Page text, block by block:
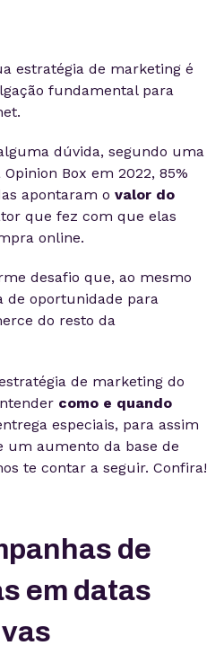
estratégia de marketing é
fundamental para
dúvida, segundo uma
Box em 2022, 85%
apontaram o valor do
que fez com que elas
online.
desafio que, ao mesmo
de oportunidade para
do resto da
de marketing do
como e quando
especiais, para assim
um aumento da base de
te contar a seguir. Confira!
de
em datas